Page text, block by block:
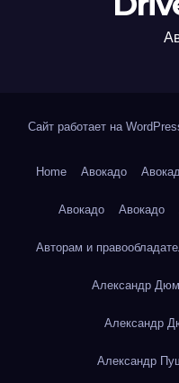
Сайт работает на
Home Авокадо
Авокадо Авокадо
Авторам и
Александр
Александр
Александр